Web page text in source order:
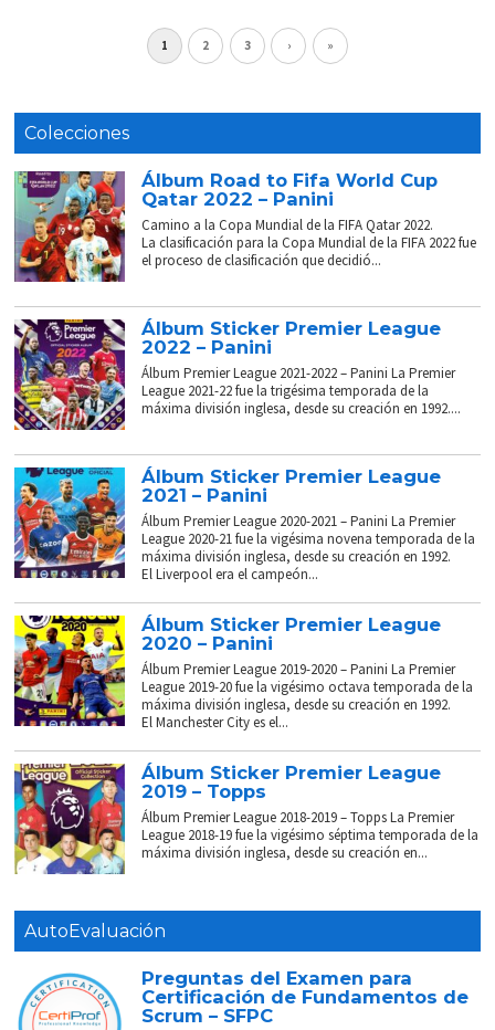
1 2 3 › »
Colecciones
Álbum Road to Fifa World Cup
Qatar 2022 – Panini
Camino a la Copa Mundial de la FIFA Qatar 2022.
La clasificación para la Copa Mundial de la FIFA 2022 fue
el proceso de clasificación que decidió...
Álbum Sticker Premier League
2022 – Panini
Álbum Premier League 2021-2022 – Panini La Premier
League 2021-22 fue la trigésima temporada de la
máxima división inglesa, desde su creación en 1992....
Álbum Sticker Premier League
2021 – Panini
Álbum Premier League 2020-2021 – Panini La Premier
League 2020-21 fue la vigésima novena temporada de la
máxima división inglesa, desde su creación en 1992.
El Liverpool era el campeón...
Álbum Sticker Premier League
2020 – Panini
Álbum Premier League 2019-2020 – Panini La Premier
League 2019-20 fue la vigésimo octava temporada de la
máxima división inglesa, desde su creación en 1992.
El Manchester City es el...
Álbum Sticker Premier League
2019 – Topps
Álbum Premier League 2018-2019 – Topps La Premier
League 2018-19 fue la vigésimo séptima temporada de la
máxima división inglesa, desde su creación en...
AutoEvaluación
Preguntas del Examen para
Certificación de Fundamentos de
Scrum – SFPC